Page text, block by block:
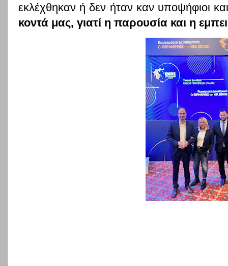
εκλέχθηκαν ή δεν ήταν καν υποψήφιοι
κοντά μας, γιατί η παρουσία και η